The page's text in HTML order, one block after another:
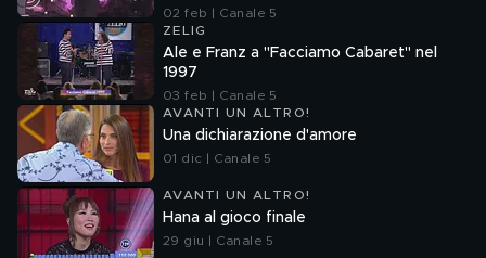
02 feb | Canale 5
ZELIG
Ale e Franz a "Facciamo Cabaret" nel
1997
03 feb | Canale 5
AVANTI UN ALTRO!
Una dichiarazione d'amore
01 dic | Canale 5
AVANTI UN ALTRO!
Hana al gioco finale
29 giu | Canale 5